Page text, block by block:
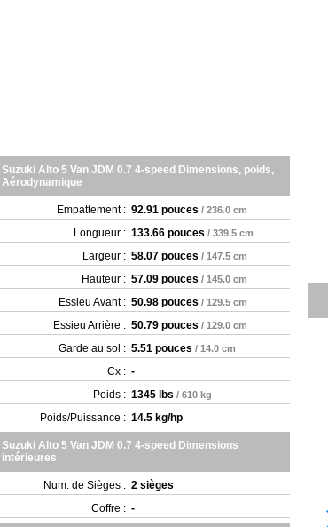
Suzuki Alto 5 Van JDM 0.7 4-speed Dimensions, poids,
Aérodynamique
Empattement : 92.91 pouces / 236.0 cm
Longueur : 133.66 pouces / 339.5 cm
Largeur : 58.07 pouces / 147.5 cm
Hauteur : 57.09 pouces / 145.0 cm
Essieu Avant : 50.98 pouces / 129.5 cm
Essieu Arrière : 50.79 pouces / 129.0 cm
Garde au sol : 5.51 pouces / 14.0 cm
Cx : -
Poids : 1345 lbs / 610 kg
Poids/Puissance : 14.5 kg/hp
Suzuki Alto 5 Van JDM 0.7 4-speed Dimensions
intérieures
Num. de Sièges : 2 sièges
Coffre : -